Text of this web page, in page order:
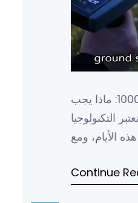
عيوب جهاز تيتان جير 1000: ماذا يجب
التكنولوجيا
الأيام، ومع
من ا…
Continue